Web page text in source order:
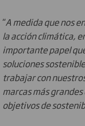
“A medida que nos
la acción climática,
importante papel
soluciones
trabajar con
marcas más
objetivos de